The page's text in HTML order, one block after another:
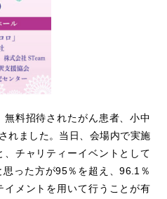
料招待されたがん患者、小中
れました。当日、会場内で実施
、チャリティーイベントとして
った方が95％を超え、96.1％
メントを用いて行うことが有